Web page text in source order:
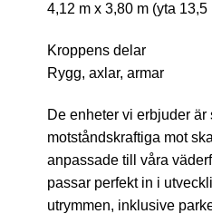
4,12 m x 3,80 m (yta 13,5
Kroppens delar
Rygg, axlar, armar
De enheter vi erbjuder
motståndskraftiga mot
anpassade till våra
passar perfekt in i
utrymmen, inklusive